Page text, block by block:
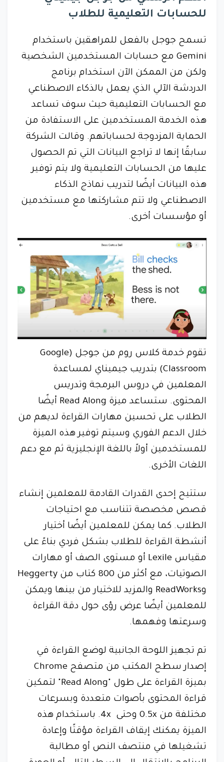
للحسابات التعليمية للطلاب
تسمح جوجل بالفعل للمراهقين باستخدام
Gemini مع حسابات المستخدمين الشخصية
ولكن من الممكن الآن استخدام برنامج
الدردشة الآلي الذي يعمل بالذكاء الاصطناعي
مع الحسابات التعليمية حيث سوف تساعد
هذه الخدمة المستخدمين على الاستفادة من
الحماية المزدوجة لحساباتهم. وقالت الشركة
سابقًا إنها لا تراجع البيانات التي تم الحصول
عليها من الحسابات التعليمية ولا يتم توفير
هذه البيانات أيضًا لتدريب نماذج الذكاء
الاصطناعي ولا تتم مشاركتها مع مستخدمين
أو مؤسسات أخرى.
تقوم خدمة كلاس روم من جوجل (Google
Classroom) بتدريب جيميناي لمساعدة
المعلمين في دروس البرمجة وتدريس
المحتوى. ستساعد ميزة Read Along أيضًا
الطلاب على تحسين مهارات القراءة لديهم من
خلال الدعم الفوري وسيتم توفير هذه الميزة
للمستخدمين أولاً باللغة الإنجليزية ثم مع دعم
اللغات الأخرى.
ستتيح إحدى القدرات القادمة للمعلمين إنشاء
قصص مخصصة تتناسب مع احتياجات
الطلاب. كما يمكن للمعلمين أيضًا أختيار
أنشطة القراءة للطلاب بشكل فردي بناءً على
مقياس Lexile أو مستوى الصف أو مهارات
الصوتيات، مع أكثر من 800 كتاب من Heggerty
وReadWorks والمزيد للاختيار من بينها ويمكن
للمعلمين أيضًا عرض رؤى حول دقة القراءة
وسرعتها وفهمها.
تم تجهيز اللوحة الجانبية لوضع القراءة في
إصدار سطح المكتب من متصفح Chrome
بميزة القراءة على طول "Read Along" لتمكين
قراءة المحتوى بأصوات متعددة وبسرعات
مختلفة من 0.5x وحتى 4x. باستخدام هذه
الميزة يمكنك إيقاف القراءة مؤقتًا وإعادة
تشغيلها في منتصف النص أو مطالبة